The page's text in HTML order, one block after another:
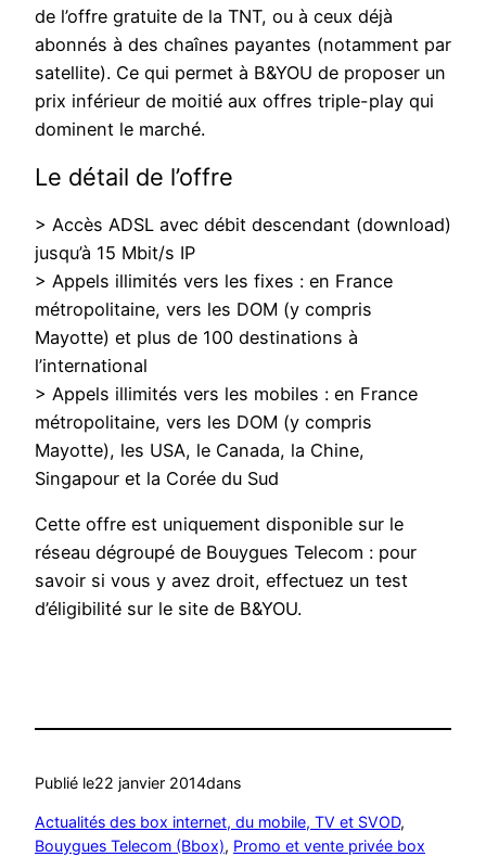
de l’offre gratuite de la TNT, ou à ceux déjà
abonnés à des chaînes payantes (notamment par
satellite). Ce qui permet à B&YOU de proposer un
prix inférieur de moitié aux offres triple-play qui
dominent le marché.
Le détail de l’offre
> Accès ADSL avec débit descendant (download)
jusqu’à 15 Mbit/s IP
> Appels illimités vers les fixes : en France
métropolitaine, vers les DOM (y compris
Mayotte) et plus de 100 destinations à
l’international
> Appels illimités vers les mobiles : en France
métropolitaine, vers les DOM (y compris
Mayotte), les USA, le Canada, la Chine,
Singapour et la Corée du Sud
Cette offre est uniquement disponible sur le
réseau dégroupé de Bouygues Telecom : pour
savoir si vous y avez droit, effectuez un test
d’éligibilité sur le site de B&YOU.
Publié le22 janvier 2014dans
Actualités des box internet, du mobile, TV et SVOD
Bouygues Telecom (Bbox), Promo et vente privée box